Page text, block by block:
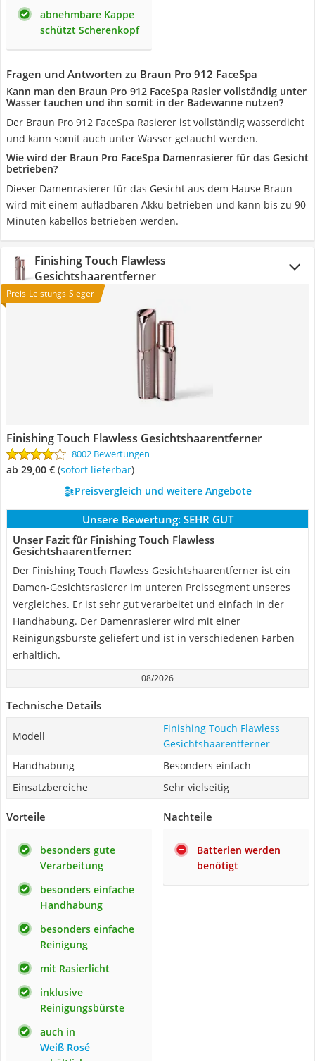
abnehmbare Kappe
schützt Scherenkopf
Fragen und Antworten zu Braun Pro 912 FaceSpa
Kann man den Braun Pro 912 FaceSpa Rasier vollständig unter
Wasser tauchen und ihn somit in der Badewanne nutzen?
Der Braun Pro 912 FaceSpa Rasierer ist vollständig wasserdicht
und kann somit auch unter Wasser getaucht werden.
Wie wird der Braun Pro FaceSpa Damenrasierer für das Gesicht
betrieben?
Dieser Damenrasierer für das Gesicht aus dem Hause Braun
wird mit einem aufladbaren Akku betrieben und kann bis zu 90
Minuten kabellos betrieben werden.
Finishing Touch Flawless
Gesichtshaarentferner
Preis-Leistungs-Sieger
Finishing Touch Flawless Gesichtshaarentferner
8002 Bewertungen
ab 29,00 € ( Sofort lieferbar)
Preisvergleich und weitere Angebote
Unsere Bewertung: SEHR GUT
Unser Fazit für Finishing Touch Flawless
Gesichtshaarentferner:
Der Finishing Touch Flawless Gesichtshaarentferner ist ein
Damen-Gesichtsrasierer im unteren Preissegment unseres
Vergleiches. Er ist sehr gut verarbeitet und einfach in der
Handhabung. Der Damenrasierer wird mit einer
Reinigungsbürste geliefert und ist in verschiedenen Farben
erhältlich.
08/2026
Technische Details
Modell
Finishing Touch Flawless
Gesichtshaarentferner
Handhabung
Besonders einfach
Einsatzbereiche
Sehr vielseitig
Vorteile
besonders gute
Verarbeitung
besonders einfache
Handhabung
besonders einfache
Reinigung
mit Rasierlicht
inklusive
Reinigungsbürste
auch in
Weiß Rosé
Nachteile
Batterien werden
benötigt